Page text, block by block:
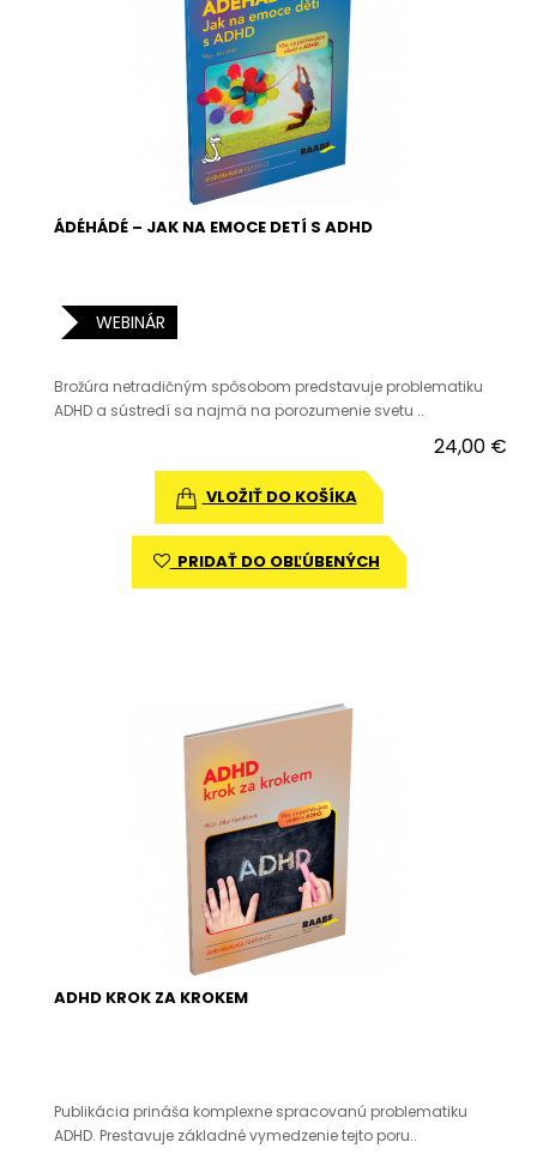
ÁDÉHÁDÉ – JAK NA EMOCE DETÍ S ADHD
WEBINÁR
Brožúra netradičným spôsobom predstavuje problematiku
ADHD a sústredí sa najmä na porozumenie svetu ..
24,00 €
VLOŽIŤ DO KOŠÍKA
PRIDAŤ DO OBĽÚBENÝCH
ADHD KROK ZA KROKEM
Publikácia prináša komplexne spracovanú problematiku
ADHD. Prestavuje základné vymedzenie tejto poru..